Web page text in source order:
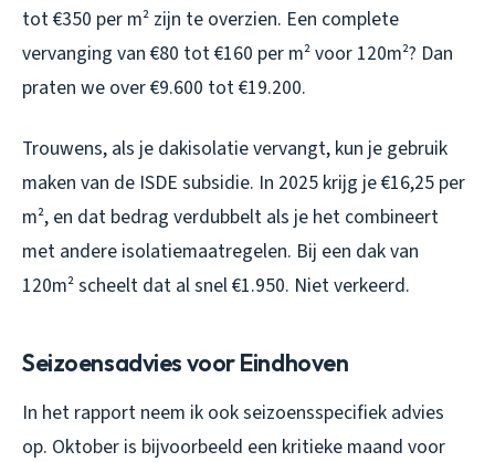
tot €350 per m² zijn te overzien. Een complete
vervanging van €80 tot €160 per m² voor 120m²? Dan
praten we over €9.600 tot €19.200.
Trouwens, als je dakisolatie vervangt, kun je gebruik
maken van de ISDE subsidie. In 2025 krijg je €16,25 per
m², en dat bedrag verdubbelt als je het combineert
met andere isolatiemaatregelen. Bij een dak van
120m² scheelt dat al snel €1.950. Niet verkeerd.
Seizoensadvies voor Eindhoven
In het rapport neem ik ook seizoensspecifiek advies
op. Oktober is bijvoorbeeld een kritieke maand voor